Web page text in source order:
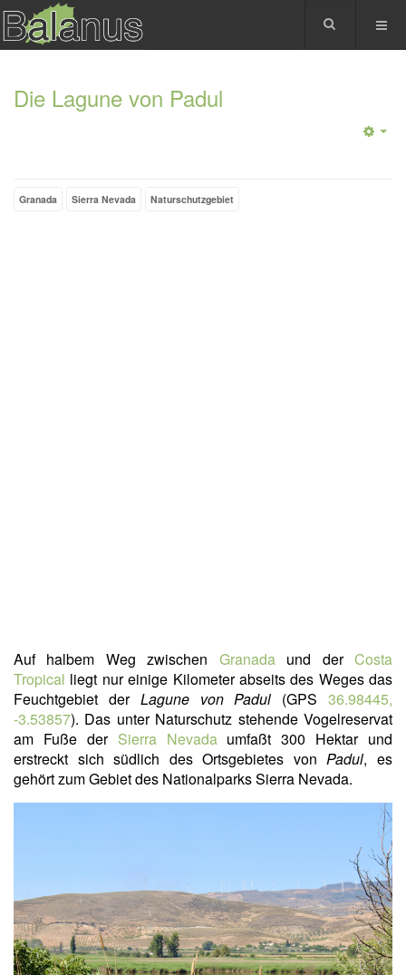
Die Lagune von Padul
Granada Sierra Nevada Naturschutzgebiet
Auf halbem Weg zwischen Granadaund derCosta
Tropical liegt nur einige Kilometer abseits des Weges das
Feuchtgebiet der Lagune von Padul (GPS36.98445,
-3.53857). Das unter Naturschutz stehende Vogelreservat
am Fuße der Sierra Nevadaumfaßt 300 Hektar und
erstreckt sich südlich des Ortsgebietes vonPadul, es
gehört zum Gebiet des Nationalparks Sierra Nevada.